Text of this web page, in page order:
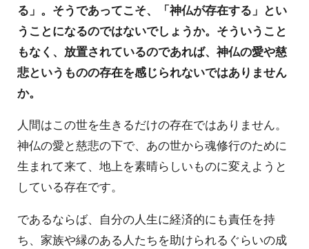
る」。そうであってこそ、「神仏が存在する」とい
うことになるのではないでしょうか。そういうこと
もなく、放置されているのであれば、神仏の愛や慈
悲というものの存在を感じられないではありません
か。
人間はこの世を生きるだけの存在ではありません。
神仏の愛と慈悲の下で、あの世から魂修行のために
生まれて来て、地上を素晴らしいものに変えようと
している存在です。
であるならば、自分の人生に経済的にも責任を持
ち、家族や縁のある人たちを助けられるぐらいの成